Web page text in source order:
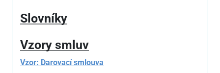
Slovníky
Vzory smluv
Vzor: Darovací smlouva